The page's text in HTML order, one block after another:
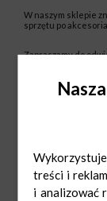
W naszym sklepie
sprzętu po akcesoria.
Zapraszamy do
treści i
i analizować